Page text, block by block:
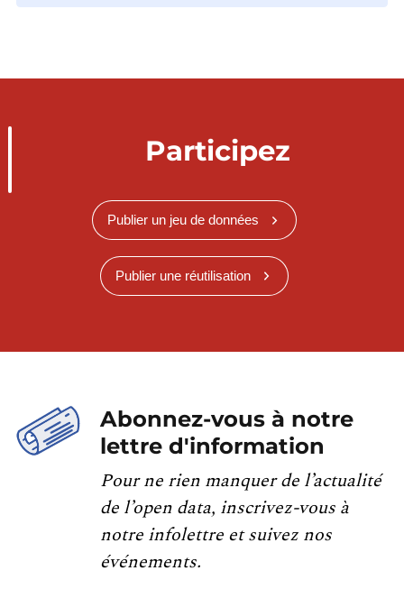
Participez
Publier un jeu de données
Publier une réutilisation
Abonnez-vous à notre
lettre d'information
Pour ne rien manquer de l’actualité
de l’open data, inscrivez-vous à
notre infolettre et suivez nos
événements.